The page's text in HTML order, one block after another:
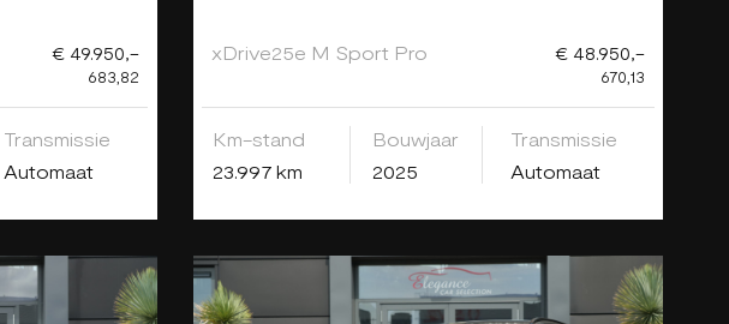
€ 49.950,-
683,82
Transmissie
Automaat
xDrive25e M Sport Pro € 48.950,-
670,13
Km-stand
23.997 km
Bouwjaar
2025
Transmissie
Automaat